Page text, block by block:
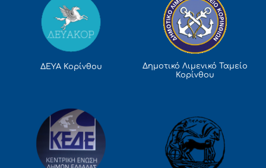
ΔΕΥΑ Κορίνθου
Δημοτικό Λιμενικό Ταμείο
Κορίνθου